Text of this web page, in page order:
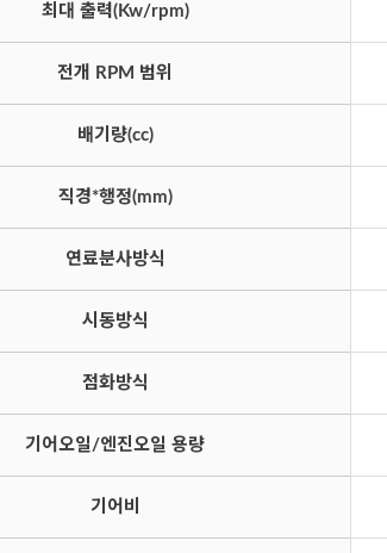
최대 출력(Kw/rpm)
전개 RPM 범위
배기량(cc)
직경*행정(mm)
연료분사방식
시동방식
점화방식
기어오일/엔진오일 용량
기어비